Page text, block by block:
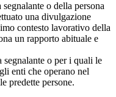
o della persona
una divulgazione
contesto lavorativo della
un rapporto abituale e
o per i quali le
enti che operano nel
predette persone.